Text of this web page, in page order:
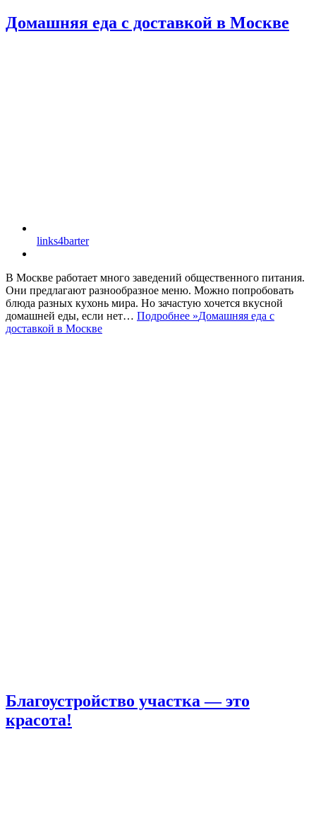
Домашняя еда с доставкой в Москве
links4barter
В Москве работает много заведений общественного питания.
Они предлагают разнообразное меню. Можно попробовать
блюда разных кухонь мира. Но зачастую хочется вкусной
домашней еды, если нет… Подробнее »Домашняя еда с
доставкой в Москве
Благоустройство участка — это
красота!